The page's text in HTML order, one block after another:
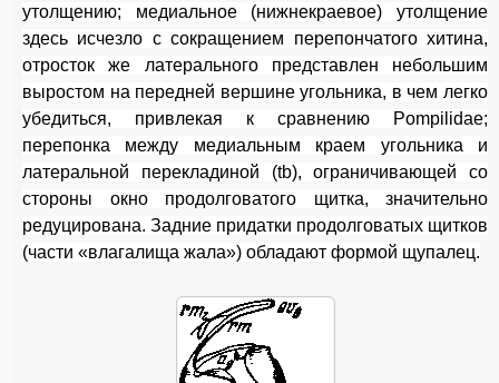
утолщению; медиальное (нижнекраевое) утолщение
здесь исчезло с сокращением перепончатого хитина,
отросток же латерального представлен небольшим
выростом на передней вершине угольника, в чем легко
убедиться, привлекая к сравнению Pompilidae;
перепонка между медиальным краем угольника и
латеральной перекладиной (tb), ограничивающей со
стороны окно продолговатого щитка, значительно
редуцирована. Задние придатки продолговатых щитков
(части «влагалища жала») обладают формой щупалец.